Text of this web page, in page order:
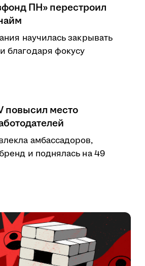
ПН» перестроил
научилась закрывать
благодаря фокусу
повысил место
амбассадоров,
и поднялась на 49